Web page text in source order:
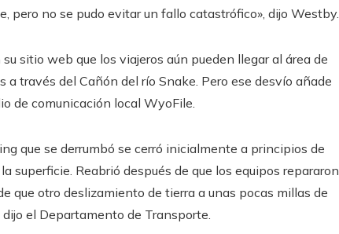
pero no se pudo evitar un fallo catastrófico», dijo Westby.
sitio web que los viajeros aún pueden llegar al área de
a través del Cañón del río Snake. Pero ese desvío añade
de comunicación local WyoFile.
que se derrumbó se cerró inicialmente a principios de
superficie. Reabrió después de que los equipos repararon
que otro deslizamiento de tierra a unas pocas millas de
el Departamento de Transporte.